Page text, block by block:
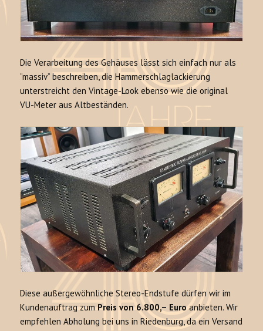
Die Verarbeitung des Gehäuses lässt sich einfach nur als
“massiv” beschreiben, die Hammerschlaglackierung
unterstreicht den Vintage-Look ebenso wie die original
VU-Meter aus Altbeständen.
Diese außergewöhnliche Stereo-Endstufe dürfen wir im
Kundenauftrag zumPreis von 6.800,– Euroanbieten. Wir
empfehlen Abholung bei uns in Riedenburg, da ein Versand